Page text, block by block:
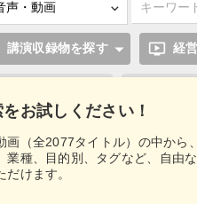
お試しください！
画（全2077タイトル）の中から
業種、目的別、タグなど、自由
けます。
講演収録物を探す ondemand_video 経
松下幸之助